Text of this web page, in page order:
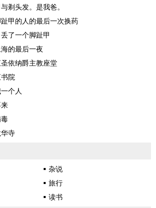
疫的群体。这两类人怎么如此互
相不信任了...
有一点偏执的抵触，所以又拖拖
拉拉过了两天才看。然而我就知
道我会落泪！尽管我一再给自己
不出预料还是很动心很动容，控
剃头发。是我爸。
甲的人的最后一次换药
了一个脚趾甲
的最后一夜
依纳爵主教座堂
院
个人
寺
杂说
旅行
读书